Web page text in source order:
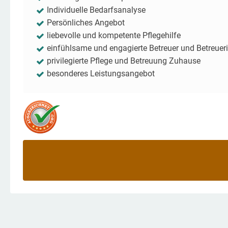
Individuelle Bedarfsanalyse
Persönliches Angebot
liebevolle und kompetente Pflegehilfe
einfühlsame und engagierte Betreuer und
privilegierte Pflege und Betreuung Zuhause
besonderes Leistungsangebot